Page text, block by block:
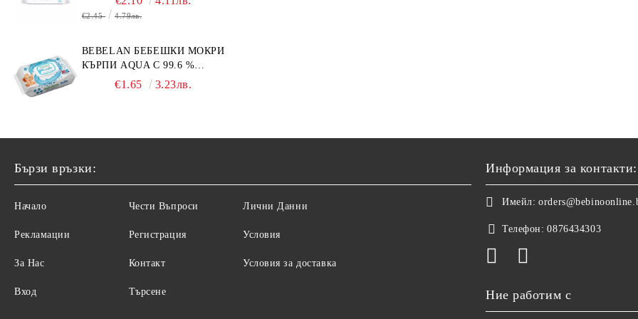
€2.45 4.79лв.
BEBELAN БЕБЕШКИ МОКРИ
КЪРПИ AQUA С 99.6 %
ВОДА 64БР.
€1.65 3.23лв.
Бързи връзки:
Начало
Рекламации
За Нас
Вход
Чести Въпроси
Регистрация
Контакт
Търсене
Лични Данни
Условия
Условия за доставка
Информация за контакти:
Имейл:
Телефон: 0876434303
Ние работим с